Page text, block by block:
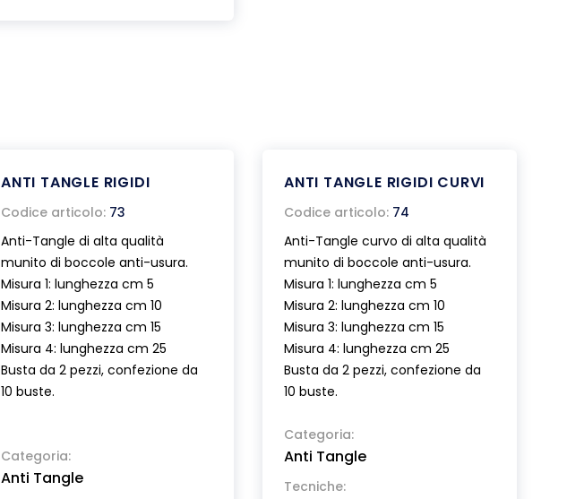
ANTI TANGLE RIGIDI
Codice articolo: 73
Anti-Tangle di alta qualità
munito di boccole anti-usura.
Misura 1: lunghezza cm 5
Misura 2: lunghezza cm 10
Misura 3: lunghezza cm 15
Misura 4: lunghezza cm 25
Busta da 2 pezzi, confezione da
10 buste.
Categoria:
Anti Tangle
ANTI TANGLE RIGIDI CURVI
Codice articolo: 74
Anti-Tangle curvo di alta qualità
munito di boccole anti-usura.
Misura 1: lunghezza cm 5
Misura 2: lunghezza cm 10
Misura 3: lunghezza cm 15
Misura 4: lunghezza cm 25
Busta da 2 pezzi, confezione da
10 buste.
Categoria:
Anti Tangle
Tecniche: